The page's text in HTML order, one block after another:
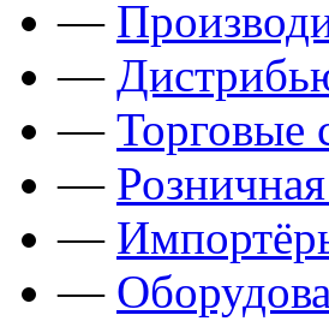
—
—
— Торговые
—
—
—